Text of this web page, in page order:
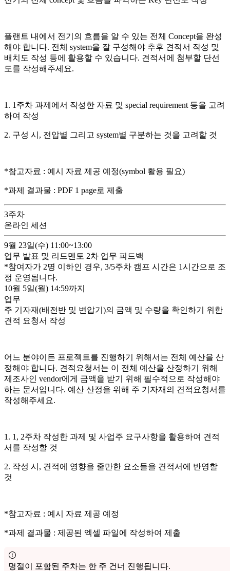
플랜트 내에서 전기의 흐름을 알 수 있는 전체 Concept을 완성
해야 합니다. 전체 system을 잘 구성해야 추후 견적서 작성 및
배치도 작성 등에 활용할 수 있습니다. 견적서에 첨부할 단선
도를 작성해주세요.
1. 1주차 과제에서 작성한 자료 및 special requirement 등을 고려
하여 작성
2. 구성 시, 전압별 그리고 system별 구분하는 것을 고려할 것
*참고자료 : 예시 자료 제공 예정(symbol 활용 필요)
*과제 결과물 : PDF 1 page로 제출
3주차
온라인 세션
9월 23일(수) 11:00~13:00
업무 발표 및 리드멘토 2차 업무 피드백
*참여자가 2명 이하인 경우, 3/5주차 캠프 시간은 1시간으로 조
정 운영됩니다.
10월 5일(월) 14:59까지
업무
주 기자재(배전반 및 변압기)의 금액 및 수량을 확인하기 위한
견적 요청서 작성
어느 분야이든 프로젝트를 진행하기 위해서는 전체 예산을 산
정해야 합니다. 견적요청서는 이 전체 예산을 산정하기 위해
제조사인 vendor에게 금액을 받기 위해 필수적으로 작성해야
하는 문서입니다. 예산 산정을 위해 주 기자재의 견적요청서를
작성해주세요.
1. 1, 2주차 작성한 과제 및 사업주 요구사항을 활용하여 견적
서를 작성할 것
2. 작성 시, 견적에 영향을 줄만한 요소들을 견적서에 반영할
것
*참고자료 : 예시 자료 제공 예정
*과제 결과물 : 제공된 엑셀 파일에 작성하여 제출
명절이 포함된 주차는 한 주 건너 진행됩니다.